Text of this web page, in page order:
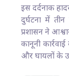
इस दर्दनाक
दुर्घटना में
प्रशासन ने
कानूनी
और घायलों के